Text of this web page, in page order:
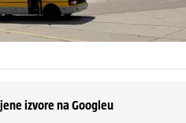
izvore na Googleu